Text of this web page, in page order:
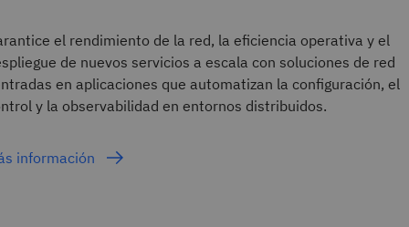
el rendimiento de la red, la eficiencia operativa y el
de nuevos servicios a escala con soluciones de red
en aplicaciones que automatizan la configuración, el
y la observabilidad en entornos distribuidos.
información